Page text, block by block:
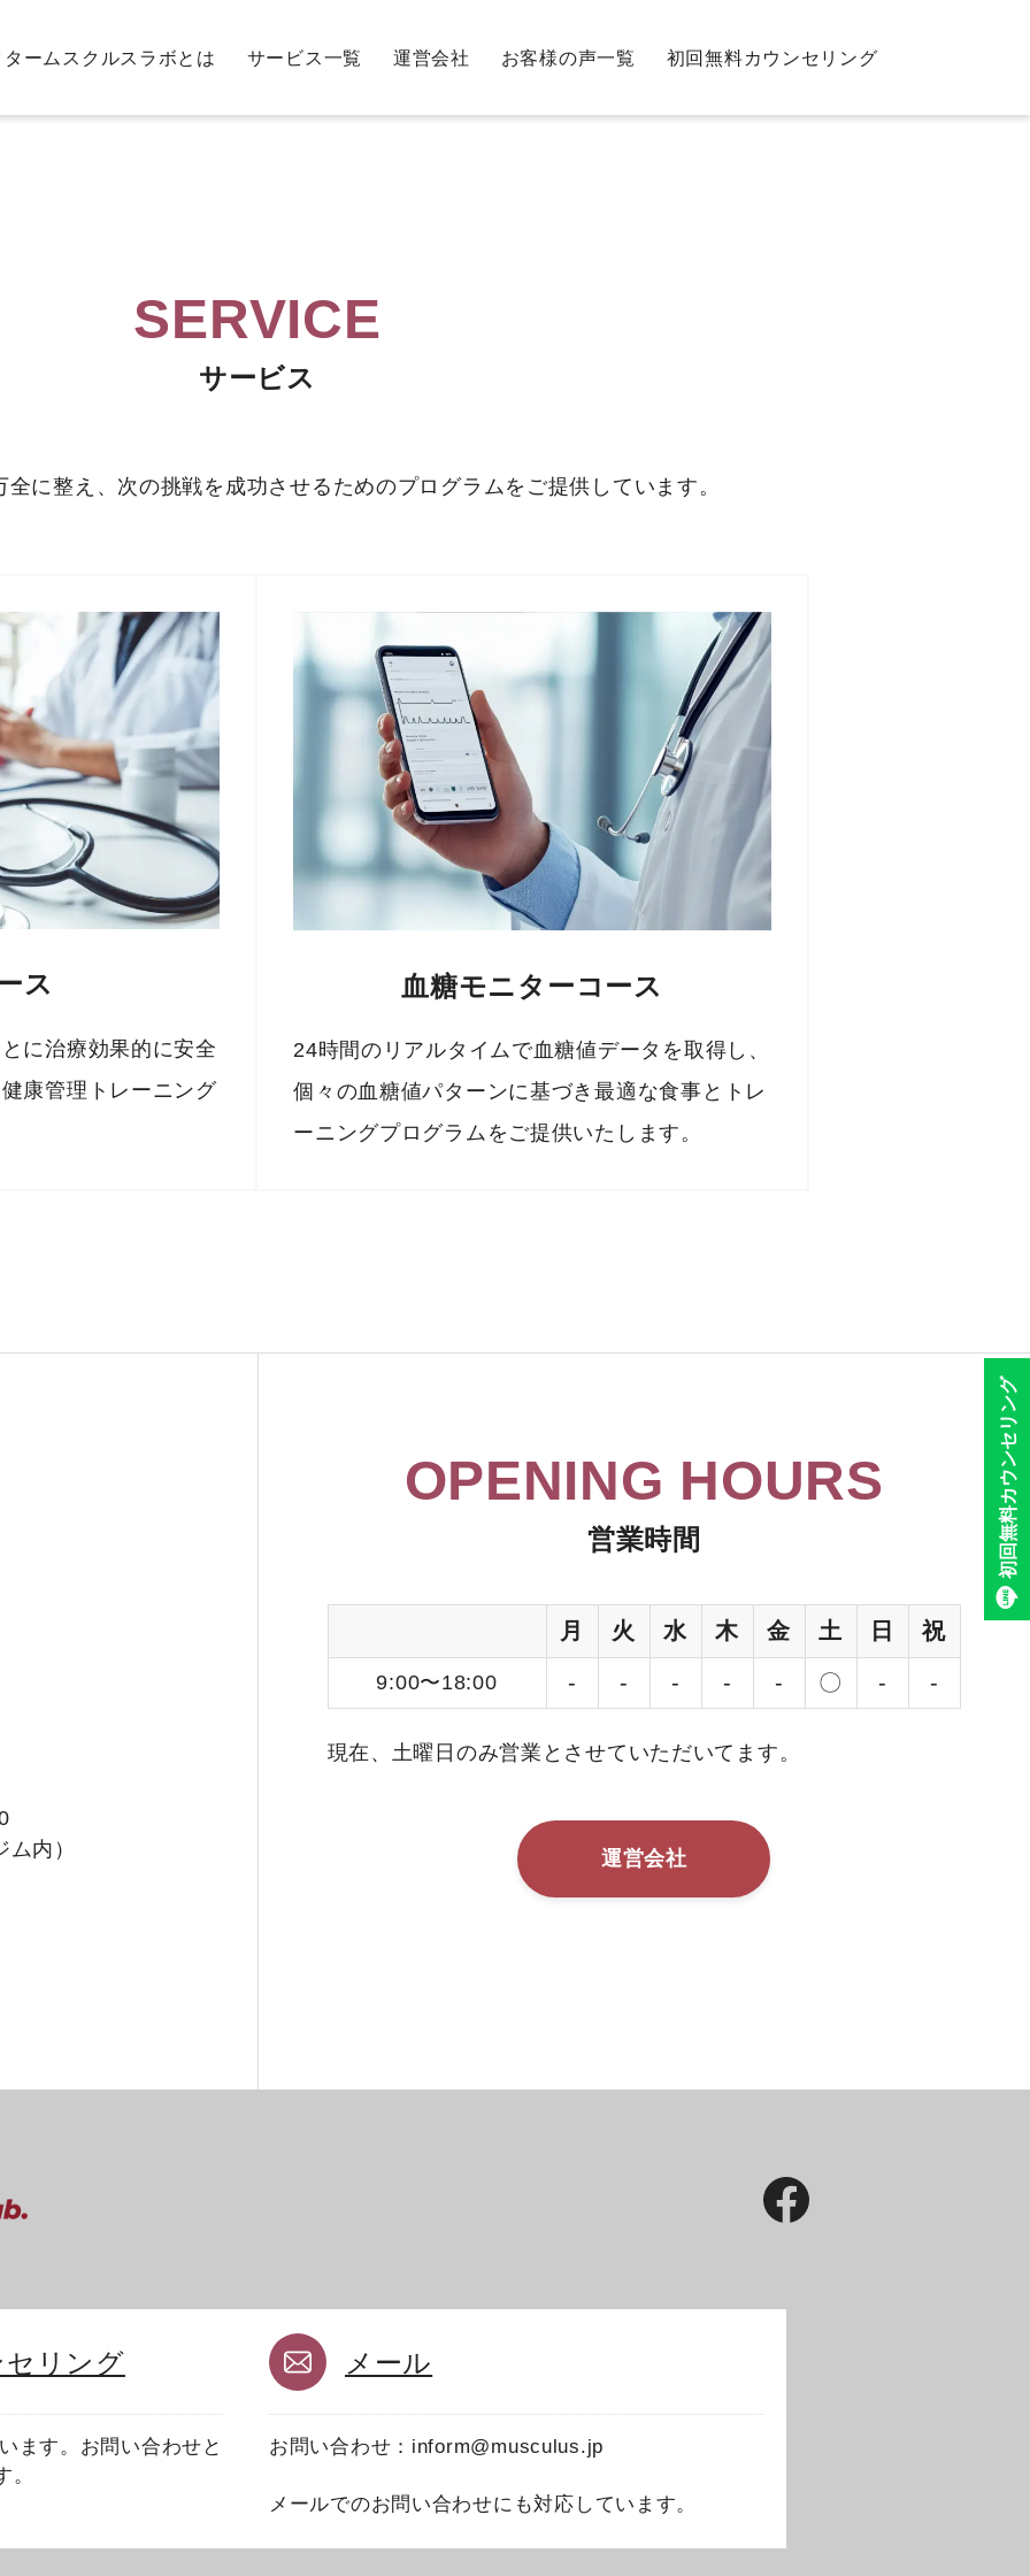
タームスクルスラボとは サービス一覧 運営会社 お客様の声一覧 初回無料カウンセリング
SERVICE
サービス
に整え、次の挑戦を成功させるためのプログラムをご提供しています。
ス
に治療効果的に安全
康管理トレーニング
血糖モニターコース
24時間のリアルタイムで血糖値データを取得し、
個々の血糖値パターンに基づき最適な食事とトレ
ーニングプログラムをご提供いたします。
初回無料カウンセリング
内）
OPENING HOURS
営業時間
月 火 水 木 金 土 日 祝
9:00〜18:00 - - - - - 〇 - -
現在、土曜日のみ営業とさせていただいてます。
運営会社
リング
ます。お問い合わせと
メール
お問い合わせ：inform@musculus.jp
メールでのお問い合わせにも対応しています。